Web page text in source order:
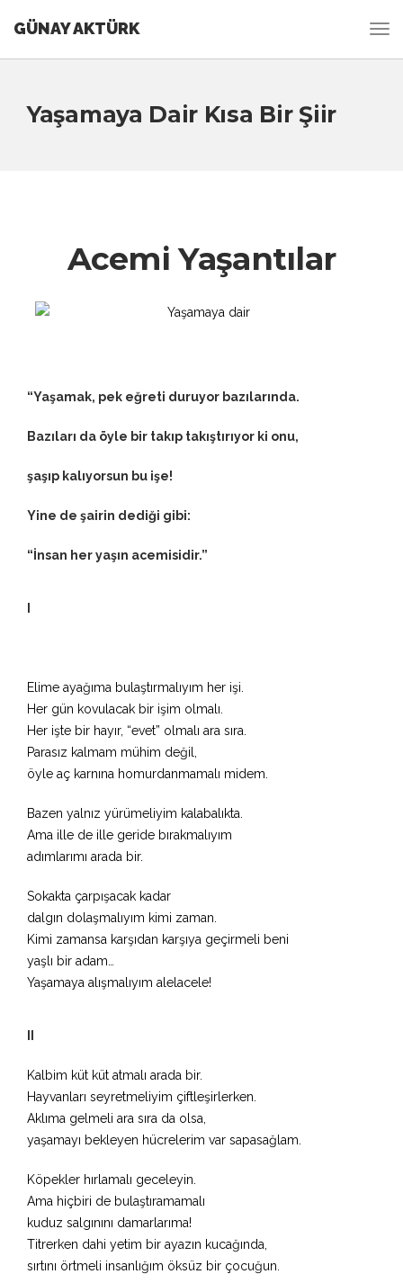
GÜNAY AKTÜRK
Yaşamaya Dair Kısa Bir Şiir
Acemi Yaşantılar
“Yaşamak, pek eğreti duruyor bazılarında.
Bazıları da öyle bir takıp takıştırıyor ki onu,
şaşıp kalıyorsun bu işe!
Yine de şairin dediği gibi:
“İnsan her yaşın acemisidir.”
Elime ayağıma bulaştırmalıyım her işi.
Her gün kovulacak bir işim olmalı.
Her işte bir hayır, “evet” olmalı ara sıra.
Parasız kalmam mühim değil,
öyle aç karnına homurdanmamalı midem.
Bazen yalnız yürümeliyim kalabalıkta.
Ama ille de ille geride bırakmalıyım
adımlarımı arada bir.
Sokakta çarpışacak kadar
dalgın dolaşmalıyım kimi zaman.
Kimi zamansa karşıdan karşıya geçirmeli beni
yaşlı bir adam…
Yaşamaya alışmalıyım alelacele!
Kalbim küt küt atmalı arada bir.
Hayvanları seyretmeliyim çiftleşirlerken.
Aklıma gelmeli ara sıra da olsa,
yaşamayı bekleyen hücrelerim var sapasağlam.
Köpekler hırlamalı geceleyin.
Ama hiçbiri de bulaştıramamalı
kuduz salgınını damarlarıma!
Titrerken dahi yetim bir ayazın kucağında,
sırtını örtmeli insanlığım öksüz bir çocuğun.